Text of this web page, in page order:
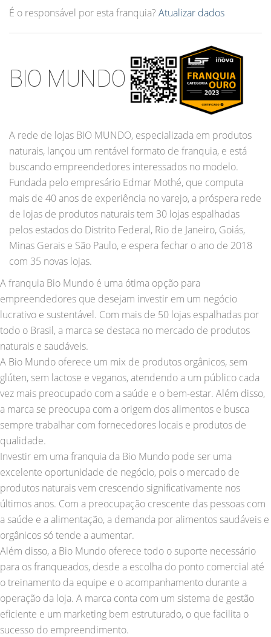
É o responsável por esta franquia? Atualizar dados
BIO MUNDO
A rede de lojas BIO MUNDO, especializada em produtos
naturais, lançou um rentável formato de franquia, e está
buscando empreendedores interessados no modelo.
Fundada pelo empresário Edmar Mothé, que computa
mais de 40 anos de experiência no varejo, a próspera rede
de lojas de produtos naturais tem 30 lojas espalhadas
pelos estados do Distrito Federal, Rio de Janeiro, Goiás,
Minas Gerais e São Paulo, e espera fechar o ano de 2018
com 35 novas lojas.
A franquia Bio Mundo é uma ótima opção para
empreendedores que desejam investir em um negócio
lucrativo e sustentável. Com mais de 50 lojas espalhadas por
todo o Brasil, a marca se destaca no mercado de produtos
naturais e saudáveis.
A Bio Mundo oferece um mix de produtos orgânicos, sem
glúten, sem lactose e veganos, atendendo a um público cada
vez mais preocupado com a saúde e o bem-estar. Além disso,
a marca se preocupa com a origem dos alimentos e busca
sempre trabalhar com fornecedores locais e produtos de
qualidade.
Investir em uma franquia da Bio Mundo pode ser uma
excelente oportunidade de negócio, pois o mercado de
produtos naturais vem crescendo significativamente nos
últimos anos. Com a preocupação crescente das pessoas com
a saúde e a alimentação, a demanda por alimentos saudáveis e
orgânicos só tende a aumentar.
Além disso, a Bio Mundo oferece todo o suporte necessário
para os franqueados, desde a escolha do ponto comercial até
o treinamento da equipe e o acompanhamento durante a
operação da loja. A marca conta com um sistema de gestão
eficiente e um marketing bem estruturado, o que facilita o
sucesso do empreendimento.